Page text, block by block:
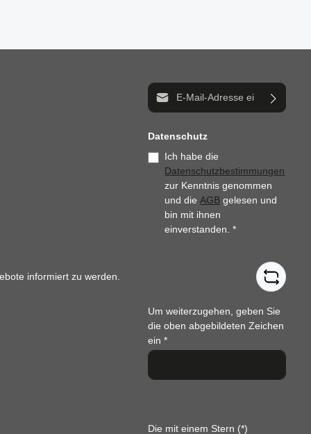
informiert zu werden.
E-Mail-Adresse*
Datenschutz
Ich habe die
Datenschutzbestimmungen
zur Kenntnis genommen
und dieAGB gelesen und
bin mit ihnen
einverstanden.*
Um weiterzugehen, geben Sie
die oben abgebildeten Zeichen
ein*
Die mit einem Stern (*)